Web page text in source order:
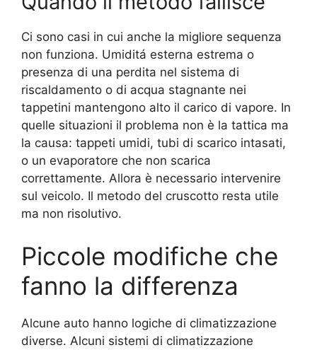
Ci sono casi in cui anche la migliore sequenza
non funziona. Umiditá esterna estrema o
presenza di una perdita nel sistema di
riscaldamento o di acqua stagnante nei
tappetini mantengono alto il carico di vapore. In
quelle situazioni il problema non è la tattica ma
la causa: tappeti umidi, tubi di scarico intasati,
o un evaporatore che non scarica
correttamente. Allora è necessario intervenire
sul veicolo. Il metodo del cruscotto resta utile
ma non risolutivo.
Piccole modifiche che
fanno la differenza
Alcune auto hanno logiche di climatizzazione
diverse. Alcuni sistemi di climatizzazione